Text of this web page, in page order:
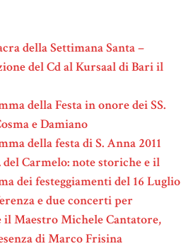
della Settimana Santa –
del Cd al Kursaal di Bari il
della Festa in onore dei SS.
e Damiano
della festa di S. Anna 2011
del Carmelo: note storiche e il
dei festeggiamenti del 16 Luglio
e due concerti per
Maestro Michele Cantatore,
di Marco Frisina